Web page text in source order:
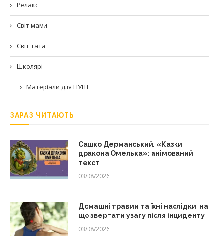
Релакс
Світ мами
Світ тата
Школярі
Матеріали для НУШ
ЗАРАЗ ЧИТАЮТЬ
Сашко Дерманський. «Казки
дракона Омелька»: анімований
текст
03/08/2026
Домашні травми та їхні наслідки: на
що звертати увагу після інциденту
03/08/2026